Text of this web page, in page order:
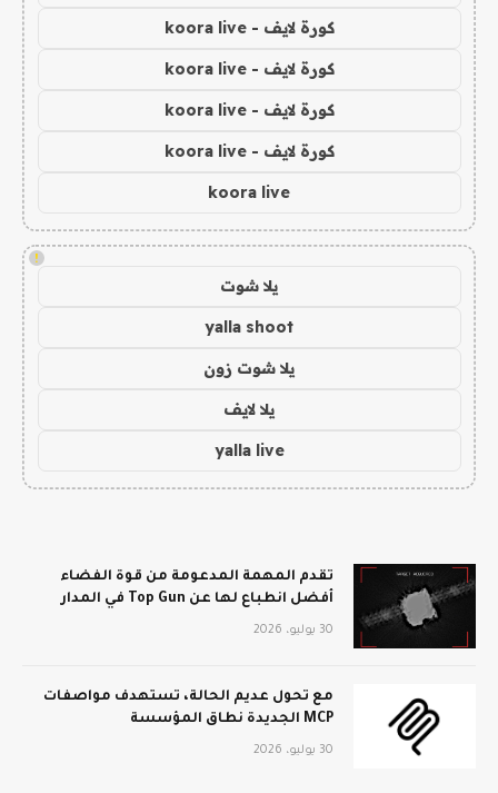
كورة لايف - koora live
كورة لايف - koora live
كورة لايف - koora live
كورة لايف - koora live
koora live
!
يلا شوت
yalla shoot
يلا شوت زون
يلا لايف
yalla live
تقدم المهمة المدعومة من قوة الفضاء
أفضل انطباع لها عن Top Gun في المدار
30 يوليو، 2026
مع تحول عديم الحالة، تستهدف مواصفات
MCP الجديدة نطاق المؤسسة
30 يوليو، 2026